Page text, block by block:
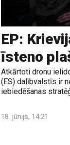
EP:
īsteno
Atkārtoti dronu
(ES) dalībvalstīs ir
iebiedēšanas
18. jūnijs, 14:21